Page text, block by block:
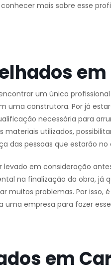
mais sobre esse
um único
uma construtora. Por já
necessária para
utilizados,
das pessoas que estarão
em consideração
na finalização da obra,
muitos problemas. Por isso,
empresa para fazer
em